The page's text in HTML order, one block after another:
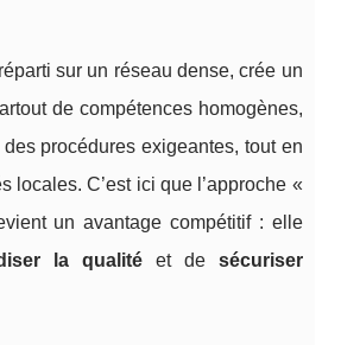
sur un réseau dense, crée un
de compétences homogènes,
procédures exigeantes, tout en
locales. C’est ici que l’approche «
un avantage compétitif : elle
la qualitéet de sécuriser